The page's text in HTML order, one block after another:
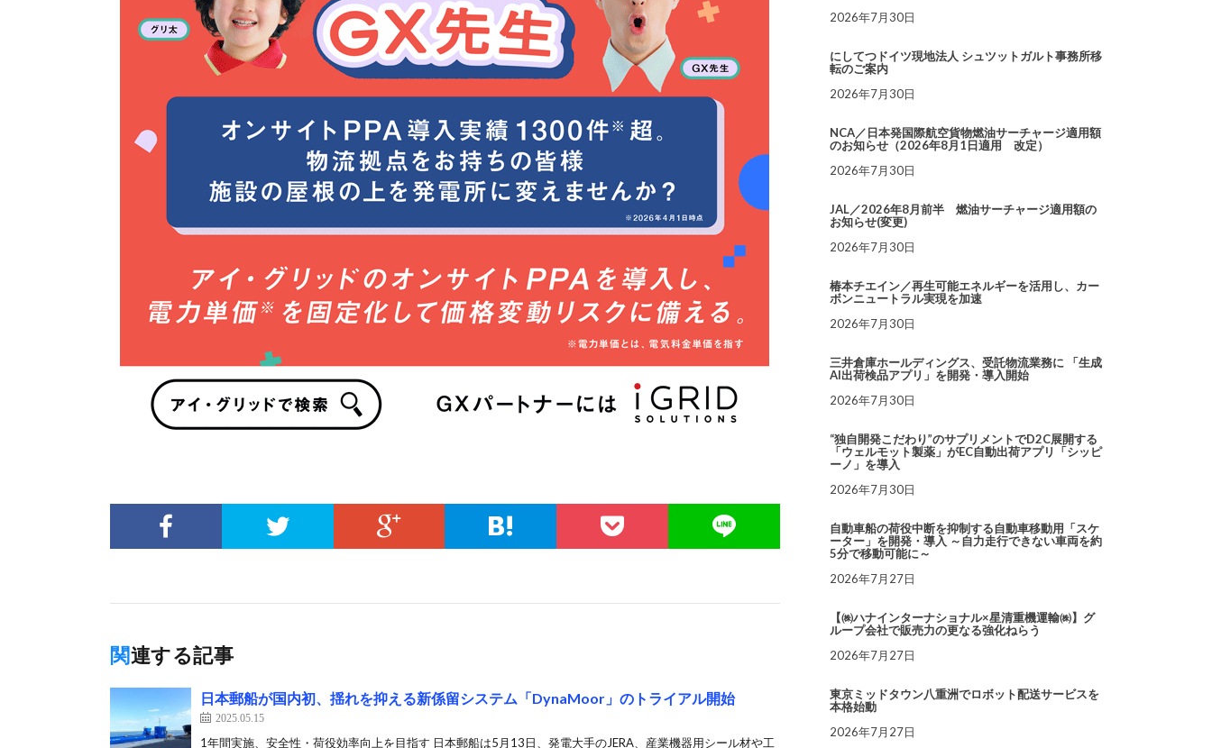
関連する記事
日本郵船が国内初、揺れを抑える新係留システム「DynaMoor」のトライアル開始
2025.05.15
1年間実施、安全性・荷役効率向上を目指す 日本郵船は5月13日、発電大手のJERA、産業機器用シール材や工
2026年7月30日
にしてつドイツ現地法人 シュツットガルト事務所移
転のご案内
2026年7月30日
NCA／日本発国際航空貨物燃油サーチャージ適用額
のお知らせ（2026年8月1日適用 改定）
2026年7月30日
JAL／2026年8月前半 燃油サーチャージ適用額の
お知らせ(変更)
2026年7月30日
椿本チエイン／再生可能エネルギーを活用し、カー
ボンニュートラル実現を加速
2026年7月30日
三井倉庫ホールディングス、受託物流業務に 「生成
AI出荷検品アプリ」を開発・導入開始
2026年7月30日
“独自開発こだわり”のサプリメントでD2C展開する
「ウェルモット製薬」がEC自動出荷アプリ「シッピ
ーノ」を導入
2026年7月30日
自動車船の荷役中断を抑制する自動車移動用「スケ
ーター」を開発・導入 ～自力走行できない車両を約
5分で移動可能に～
2026年7月27日
【㈱ハナインターナショナル×星清重機運輸㈱】グ
ループ会社で販売力の更なる強化ねらう
2026年7月27日
東京ミッドタウン八重洲でロボット配送サービスを
本格始動
2026年7月27日